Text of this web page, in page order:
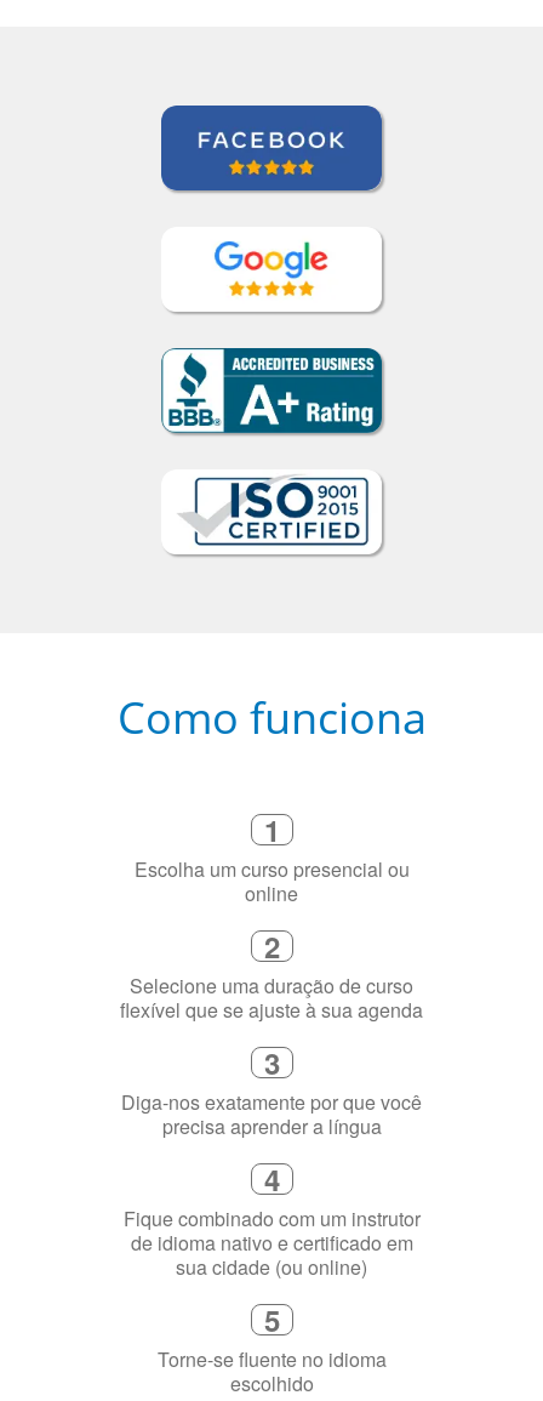
Como funciona
1
Escolha um curso presencial ou
online
2
Selecione uma duração de curso
flexível que se ajuste à sua agenda
3
Diga-nos exatamente por que você
precisa aprender a língua
4
Fique combinado com um instrutor
de idioma nativo e certificado em
sua cidade (ou online)
5
Torne-se fluente no idioma
escolhido